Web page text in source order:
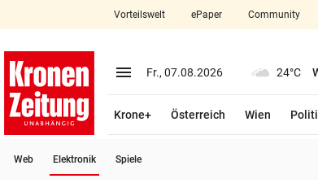
closeSchließen
account_circle Anmelden
arrow_right
Wien
Vorteilswelt ePaper Community
menu Menü aufklappen
Fr., 07.08.2026 24°C
Krone+ Österreich Wien
Web Elektronik Spiele